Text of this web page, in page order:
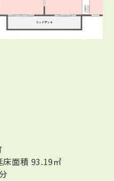
面積 93.19㎡